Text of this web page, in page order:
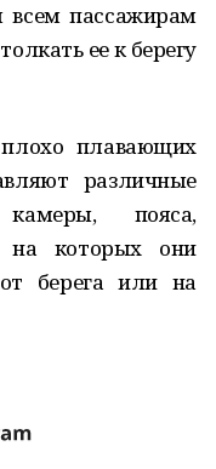
всем пассажирам
ее к берегу
плавающих
различные
камеры, пояса,
на которых они
берега или на